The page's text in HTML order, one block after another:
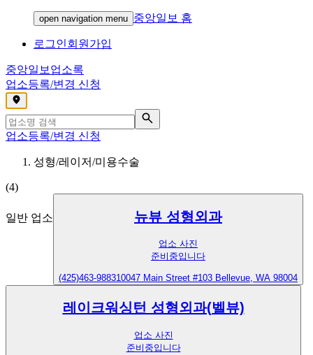
open navigation menu 중앙일보 홈
로그인회원가입
중앙일보 업소록
업소등록/변경 신청
,
업소등록/변경 신청
성형/레이저/미용수술
(4)
일반 업소 뉴뷰 성형외과
업소 사진
준비중입니다
(425)463-988310047 Main Street #103 Bellevue, WA 98004
레이크워싱턴 성형외과(벨뷰)
업소 사진
준비중입니다